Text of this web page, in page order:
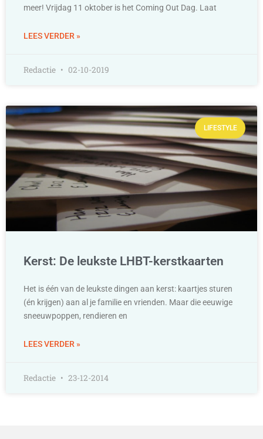
meer! Vrijdag 11 oktober is het Coming Out Dag. Laat
LEES VERDER »
Redactie 02-10-2019
LIFESTYLE
Kerst: De leukste LHBT-kerstkaarten
Het is één van de leukste dingen aan kerst: kaartjes sturen
(én krijgen) aan al je familie en vrienden. Maar die eeuwige
sneeuwpoppen, rendieren en
LEES VERDER »
Redactie 23-12-2014